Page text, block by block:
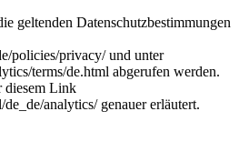
geltenden Datenschutzbestimmungen
policies/privacy/ und unter
terms/de.html abgerufen werden.
diesem Link
analytics/ genauer erläutert.